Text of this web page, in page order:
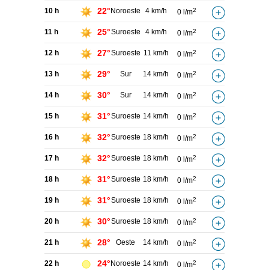
10 h 22° Noroeste 4 km/h 0 l/m2
11 h 25°Suroeste 4 km/h 0 l/m2
12 h 27°Suroeste 11 km/h 0 l/m2
13 h 29° Sur 14 km/h 0 l/m2
14 h 30° Sur 14 km/h 0 l/m2
15 h 31°Suroeste 14 km/h 0 l/m2
16 h 32°Suroeste 18 km/h 0 l/m2
17 h 32°Suroeste 18 km/h 0 l/m2
18 h 31°Suroeste 18 km/h 0 l/m2
19 h 31°Suroeste 18 km/h 0 l/m2
20 h 30°Suroeste 18 km/h 0 l/m2
21 h 28° Oeste 14 km/h 0 l/m2
22 h 24° Noroeste 14 km/h 0 l/m2